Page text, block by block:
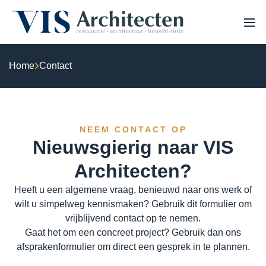
HOME
PROJECTEN
Monumenten & erfgoed
Haalbaarheidsstudie & analyse
Bouwhistorisch onderzoek & waardestelling
3D Laserscannen & 3D inmeten
Home Contact
NEEM CONTACT OP
Nieuwsgierig naar VIS
Architecten?
Heeft u een algemene vraag, benieuwd naar ons werk of
wilt u simpelweg kennismaken? Gebruik dit formulier om
vrijblijvend contact op te nemen.
Gaat het om een concreet project? Gebruik dan ons
afsprakenformulier om direct een gesprek in te plannen.